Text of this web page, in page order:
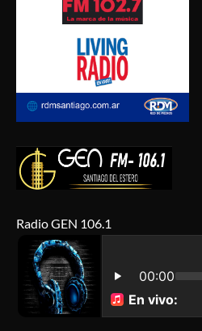
Radio GEN 106.1